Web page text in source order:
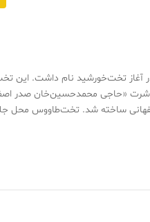
آغاز تخت‌خورشید نام داشت. این
«حاجی محمدحسین‌خان صدر
توسط جواهرسازان اصفهانی ساخته شد. تخت‌طاووس